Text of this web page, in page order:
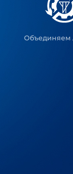
Объединяем